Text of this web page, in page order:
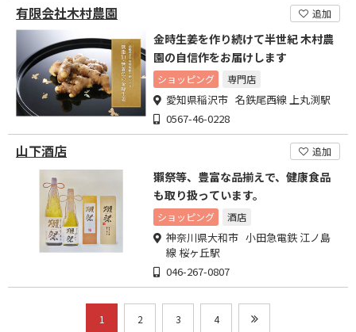
有限会社木村農園 追加
金時生姜を作り続けて半世紀 木村農
園の自信作をお届けします
ショッピング 専門店
愛知県稲沢市 名鉄尾西線 上丸渕駅
0567-46-0228
山下酒店 追加
獺祭等、豊富な品揃えで、健康食品
も取り扱っています。
ショッピング 酒店
神奈川県大和市 小田急電鉄 江ノ島
線 桜ヶ丘駅
046-267-0807
1 2 3 4